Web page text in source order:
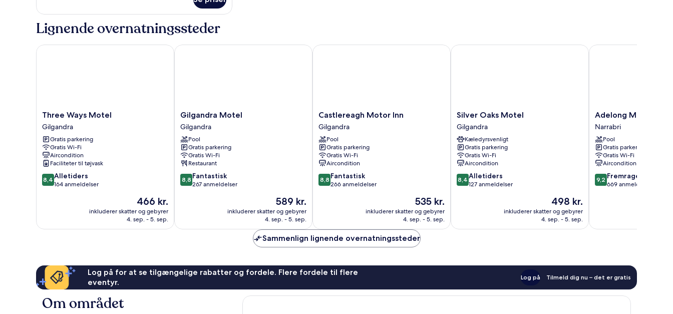
seng
værelse
seng
Lignende overnatningssteder
Three
Ways
Motel
Gilgandra
Three Ways Motel
Gilgandra
Gratis parkering
Gratis Wi-Fi
Aircondition
Faciliteter til tøjvask
8.4
ud
anmeldelser
8,4 Alletiders
164 anmeldelser
Prisen
er
466 kr.
466 kr.
inkluderer skatter og gebyrer
4. sep. - 5. sep.
Three Ways Motel
Gilgandra
Motel
Gilgandra
Gilgandra Motel
Gilgandra
Pool
Gratis parkering
Gratis Wi-Fi
Restaurant
8.8
ud
anmeldelser
8,8 Fantastisk
267 anmeldelser
Prisen
er
589 kr.
589 kr.
inkluderer skatter og gebyrer
4. sep. - 5. sep.
Gilgandra Motel
Castlereagh
Motor
Inn
Gilgandra
Castlereagh Motor Inn
Gilgandra
Pool
Gratis parkering
Gratis Wi-Fi
Aircondition
8.8
ud
anmeldelser
8,8 Fantastisk
266 anmeldelser
Prisen
er
535 kr.
535 kr.
inkluderer skatter og gebyrer
4. sep. - 5. sep.
Castlereagh Motor Inn
Silver
Oaks
Motel
Gilgandra
Silver Oaks Motel
Gilgandra
Kæledyrsvenligt
Gratis parkering
Gratis Wi-Fi
Aircondition
8.4
ud
anmeldelser
8,4 Alletiders
127 anmeldelser
Prisen
er
498 kr.
498 kr.
inkluderer skatter og gebyrer
4. sep. - 5. sep.
Silver Oaks Motel
Adelong
Motel
Narrabri
Adelong Motel
Narrabri
Pool
Gratis parkering
Gratis Wi-Fi
Aircondition
9.2
ud
anmeldelser
9,2 Fremragende
669 anmeldelser
Adelong Motel
Sammenlign lignende overnatningssteder
Log på for at se tilgængelige rabatter og fordele. Flere fordele til flere
eventyr.
Log på Tilmeld dig nu – det er gratis
Om området